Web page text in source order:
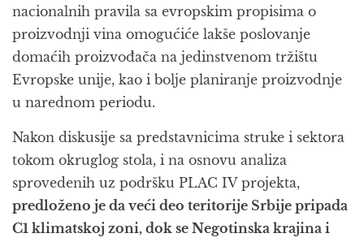
nacionalnih pravila sa evropskim propisima o
proizvodnji vina omogućiće lakše poslovanje
domaćih proizvođača na jedinstvenom tržištu
Evropske unije, kao i bolje planiranje proizvodnje
u narednom periodu.
Nakon diskusije sa predstavnicima struke i sektora
tokom okruglog stola, i na osnovu analiza
sprovedenih uz podršku PLAC IV projekta,
predloženo je da veći deo teritorije Srbije pripada
C1 klimatskoj zoni, dok se Negotinska krajina i